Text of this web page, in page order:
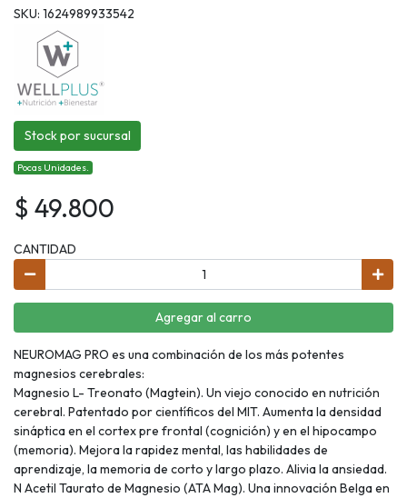
SKU: 1624989933542
Stock por sucursal
Pocas Unidades.
$ 49.800
CANTIDAD
Agregar al carro
NEUROMAG PRO es una combinación de los más potentes
magnesios cerebrales:
Magnesio L- Treonato (Magtein). Un viejo conocido en nutrición
cerebral. Patentado por científicos del MIT. Aumenta la densidad
sináptica en el cortex pre frontal (cognición) y en el hipocampo
(memoria). Mejora la rapidez mental, las habilidades de
aprendizaje, la memoria de corto y largo plazo. Alivia la ansiedad.
N Acetil Taurato de Magnesio (ATA Mag). Una innovación Belga en